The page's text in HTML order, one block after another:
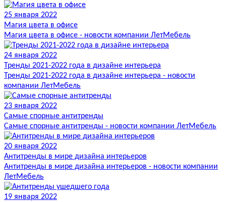
25 января 2022
Магия цвета в офисе
Магия цвета в офисе - новости компании ЛетМебель
24 января 2022
Тренды 2021-2022 года в дизайне интерьера
Тренды 2021-2022 года в дизайне интерьера - новости
компании ЛетМебель
23 января 2022
Самые спорные антитренды
Самые спорные антитренды - новости компании ЛетМебель
20 января 2022
Антитренды в мире дизайна интерьеров
Антитренды в мире дизайна интерьеров - новости компании
ЛетМебель
19 января 2022